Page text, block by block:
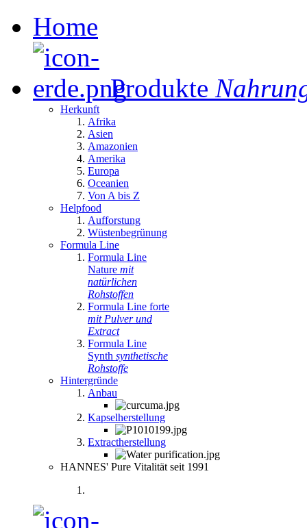
Home
Produkte
Herkunft
Afrika
Asien
Amazonien
Amerika
Europa
Oceanien
Von A bis Z
Helpfood
Aufforstung
Wüstenbegrünung
Formula Line
Formula Line
Nature mit
natürlichen
Rohstoffen
Formula Line forte
mit Pulver und
Extract
Formula Line
Synth synthetische
Rohstoffe
Hintergründe
Anbau
Kapselherstellung
Extractherstellung
HANNES' Pure Vitalität seit 1991